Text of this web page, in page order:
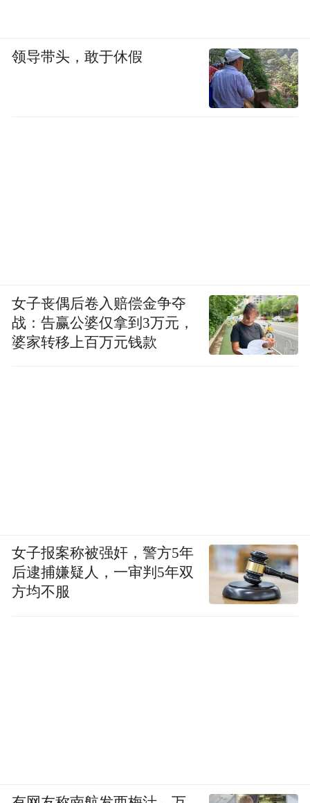
领导带头，敢于休假
女子丧偶后卷入赔偿金争夺
战：告赢公婆仅拿到3万元，
婆家转移上百万元钱款
女子报案称被强奸，警方5年
后逮捕嫌疑人，一审判5年双
方均不服